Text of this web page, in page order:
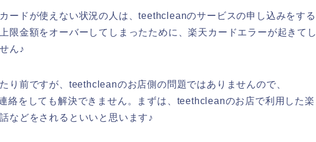
ードが使えない状況の人は、teethcleanのサービスの申し込みをする
限金額をオーバーしてしまったために、楽天カードエラーが起きてし
ん♪
り前ですが、teethcleanのお店側の問題ではありませんので、
絡をしても解決できません。まずは、teethcleanのお店で利用した楽
などをされるといいと思います♪